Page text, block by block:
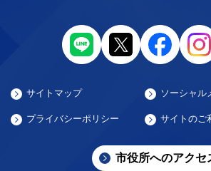
サイトマップ ソーシャル
プライバシーポリシー サイトのご
市役所へのアクセ